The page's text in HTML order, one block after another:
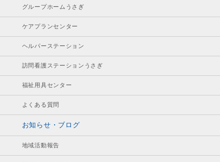
グループホームうさぎ
ケアプランセンター
ヘルパーステーション
訪問看護ステーションうさぎ
福祉用具センター
よくある質問
お知らせ・ブログ
地域活動報告